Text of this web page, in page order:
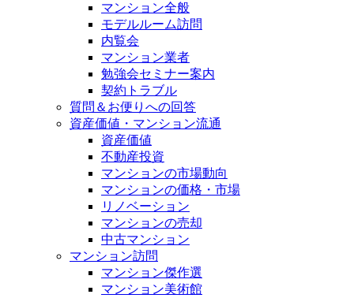
マンション全般
モデルルーム訪問
内覧会
マンション業者
勉強会セミナー案内
契約トラブル
質問＆お便りへの回答
資産価値・マンション流通
資産価値
不動産投資
マンションの市場動向
マンションの価格・市場
リノベーション
マンションの売却
中古マンション
マンション訪問
マンション傑作選
マンション美術館